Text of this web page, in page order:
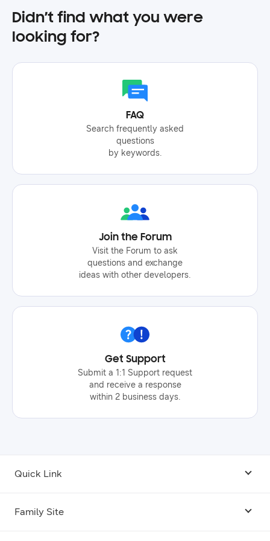
Didn’t find what you were
looking for?
FAQ
Search frequently asked
questions
by keywords.
Join the Forum
Visit the Forum to ask
questions and exchange
ideas with other developers.
Get Support
Submit a 1:1 Support request
and receive a response
within 2 business days.
Quick Link
Family Site